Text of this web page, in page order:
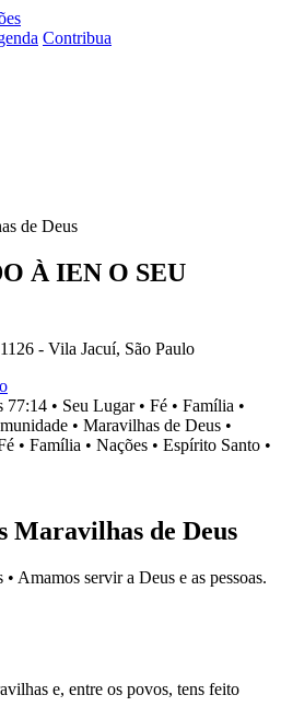
Contribua
de Deus
À IEN O SEU
- Vila Jacuí, São Paulo
77:14 • Seu Lugar • Fé • Família •
• Maravilhas de Deus •
• Família • Nações • Espírito Santo •
Maravilhas de Deus
Amamos servir a Deus e as pessoas.
e, entre os povos, tens feito